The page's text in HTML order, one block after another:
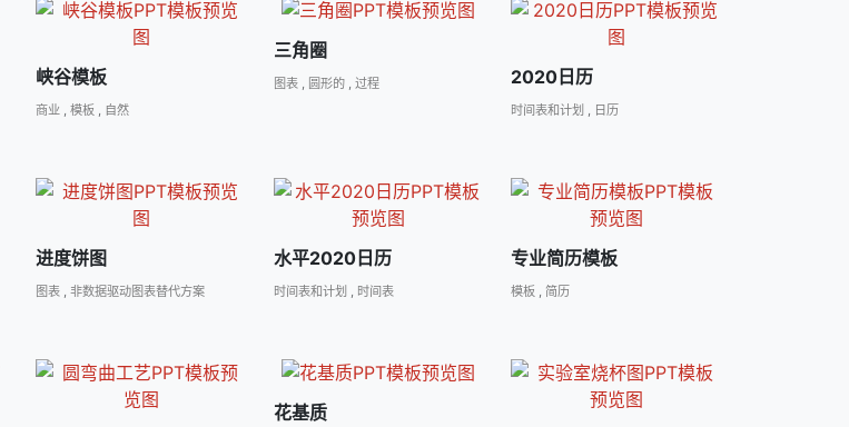
峡谷模板
商业, 模板 , 自然
三角圈
图表, 圆形的, 过程 2020日历
时间表和计划 , 日历
进度饼图
图表, 非数据驱动图表替代方案
水平2020日历
时间表和计划 , 时间表
专业简历模板
模板 , 简历
花基质